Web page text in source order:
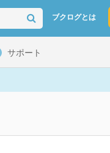
ブクログとは
サポート